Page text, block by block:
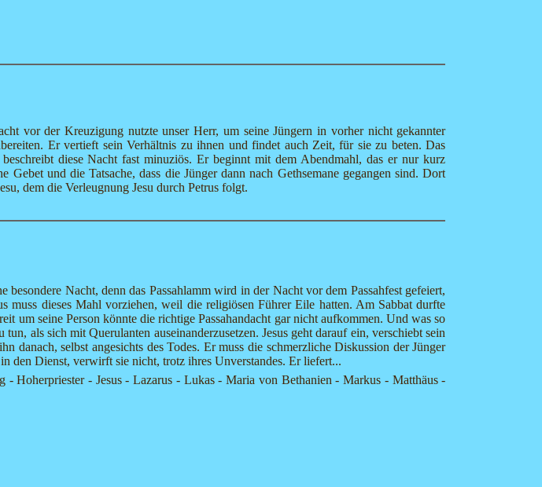
vor der Kreuzigung nutzte unser Herr, um seine Jüngern in vorher nicht gekannter
Er vertieft sein Verhältnis zu ihnen und findet auch Zeit, für sie zu beten. Das
diese Nacht fast minuziös. Er beginnt mit dem Abendmahl, das er nur kurz
und die Tatsache, dass die Jünger dann nach Gethsemane gegangen sind. Dort
dem die Verleugnung Jesu durch Petrus folgt.
Nacht, denn das Passahlamm wird in der Nacht vor dem Passahfest gefeiert,
muss dieses Mahl vorziehen, weil die religiösen Führer Eile hatten. Am Sabbat durfte
um seine Person könnte die richtige Passahandacht gar nicht aufkommen. Und was so
als sich mit Querulanten auseinanderzusetzen. Jesus geht darauf ein, verschiebt sein
danach, selbst angesichts des Todes. Er muss die schmerzliche Diskussion der Jünger
den Dienst, verwirft sie nicht, trotz ihres Unverstandes. Er liefert...
Hoherpriester - Jesus - Lazarus - Lukas - Maria von Bethanien - Markus - Matthäus -